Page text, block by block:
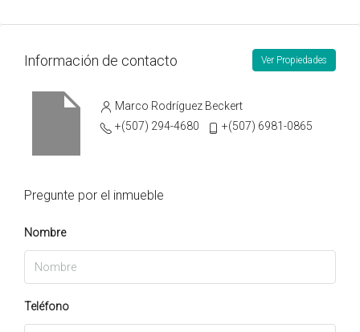
Información de contacto Ver Propiedades
Marco Rodríguez Beckert
+(507) 294-4680
+(507) 6981-0865
Pregunte por el inmueble
Nombre
Teléfono